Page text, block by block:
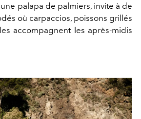
palapa de palmiers, invite à de
où carpaccios, poissons grillés
accompagnent les après-midis